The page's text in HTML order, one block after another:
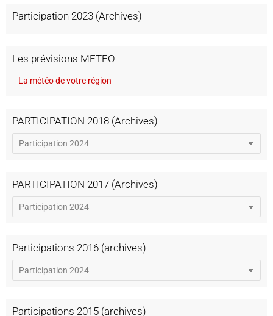
Participation 2023 (Archives)
Les prévisions METEO
La météo de votre région
PARTICIPATION 2018 (Archives)
PARTICIPATION 2017 (Archives)
Participations 2016 (archives)
Participations 2015 (archives)